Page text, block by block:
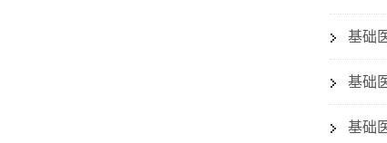
基础
基础
基础